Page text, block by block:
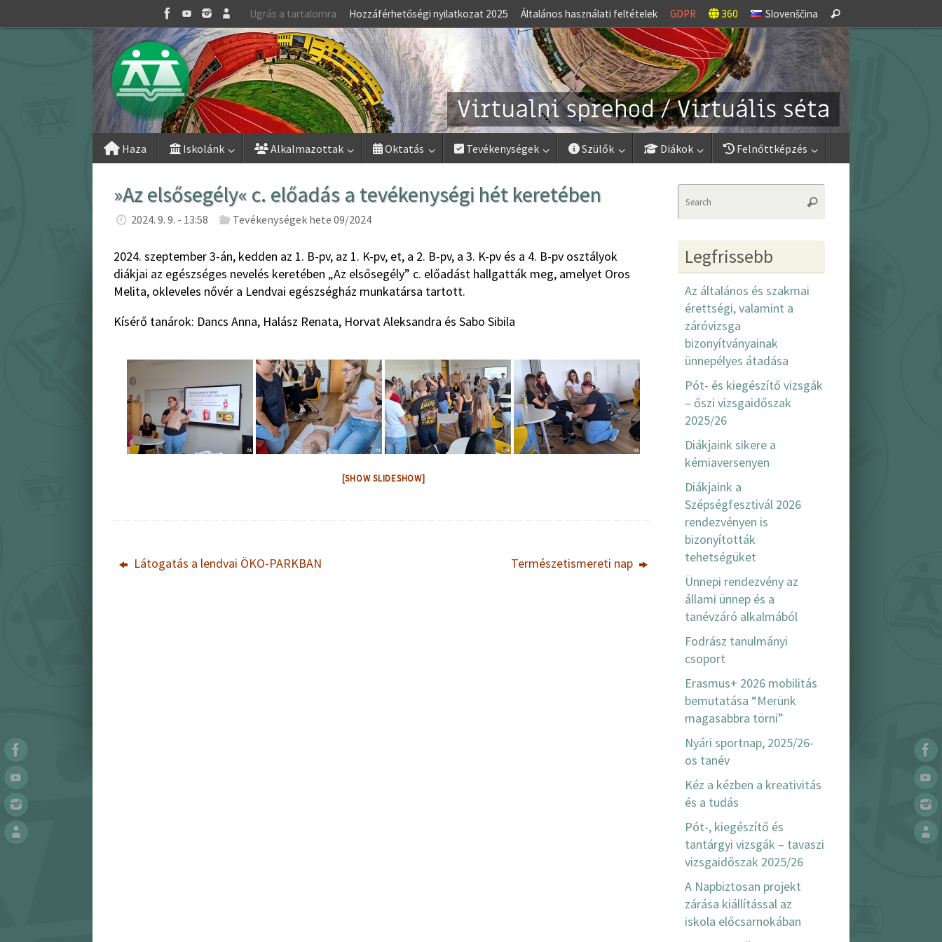
to
Ugrás a tartalomra Hozzáférhetőségi nyilatkozat 2025 Általános használati feltételek GDPR 360 Slovenščina
for:
Search
Skip
Haza Iskolánk Alkalmazottak Oktatás Tevékenységek Szülők Diákok Felnőttképzés
»Az elsősegély« c. előadás a tevékenységi hét keretében
2024. 9. 9. - 13:58 Tevékenységek hete 09/2024
2024. szeptember 3-án, kedden az 1. B-pv, az 1. K-pv, et, a 2. B-pv, a 3. K-pv és a 4. B-pv osztályok
diákjai az egészséges nevelés keretében „Az elsősegély” c. előadást hallgatták meg, amelyet Oros
Melita, okleveles nővér a Lendvai egészségház munkatársa tartott.
Kísérő tanárok: Dancs Anna, Halász Renata, Horvat Aleksandra és Sabo Sibila
[SHOW SLIDESHOW]
Látogatás a lendvai ÖKO-PARKBAN Természetismereti nap
Search
Legfrissebb
Az általános és szakmai
érettségi, valamint a
záróvizsga
bizonyítványainak
ünnepélyes átadása
Pót- és kiegészítő vizsgák
– őszi vizsgaidőszak
2025/26
Diákjaink sikere a
kémiaversenyen
Diákjaink a
Szépségfesztivál 2026
rendezvényen is
bizonyították
tehetségüket
Ünnepi rendezvény az
állami ünnep és a
tanévzáró alkalmából
Fodrász tanulmányi
csoport
Erasmus+ 2026 mobilitás
bemutatása “Merünk
magasabbra törni”
Nyári sportnap, 2025/26-
os tanév
Kéz a kézben a kreativitás
és a tudás
Pót-, kiegészítő és
tantárgyi vizsgák – tavaszi
vizsgaidőszak 2025/26
A Napbiztosan projekt
zárása kiállítással az
iskola előcsarnokában